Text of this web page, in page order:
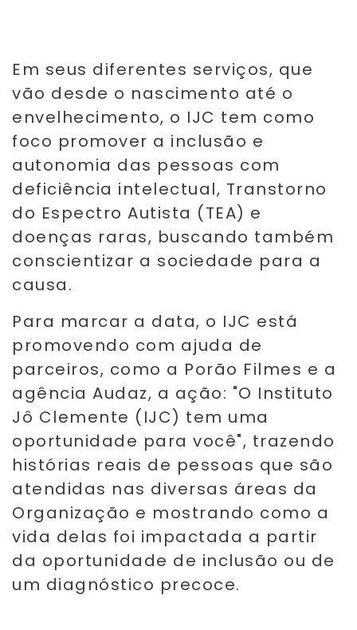
Em seus diferentes serviços, que
vão desde o nascimento até o
envelhecimento, o IJC tem como
foco promover a inclusão e
autonomia das pessoas com
deficiência intelectual, Transtorno
do Espectro Autista (TEA) e
doenças raras, buscando também
conscientizar a sociedade para a
causa.
Para marcar a data, o IJC está
promovendo com ajuda de
parceiros, como a Porão Filmes e a
agência Audaz, a ação: "O Instituto
Jô Clemente (IJC) tem uma
oportunidade para você", trazendo
histórias reais de pessoas que são
atendidas nas diversas áreas da
Organização e mostrando como a
vida delas foi impactada a partir
da oportunidade de inclusão ou de
um diagnóstico precoce.